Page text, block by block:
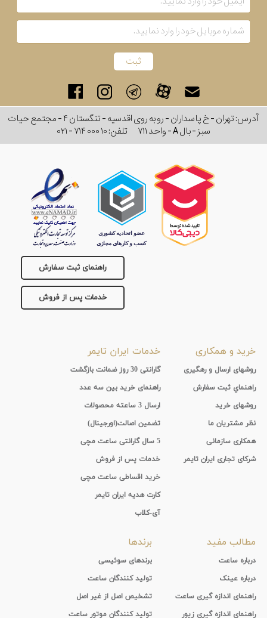
آدرس: تهران - خ پاسداران - رو به روی اقدسیه - تنگستان ۴ - مجتمع حیات
سبز - بال A - واحد ۷۱۱
تلفن:۰۲۱ - ۷۱۴ ۰۰۰ ۱۰
راهنمای ثبت سفارش
خدمات پس از فروش
خرید و همکاری
روشهای ارسال و رهگیری
راهنماي ثبت سفارش
روشهای خرید
نظر مشتریان ما
همکاری سازمانی
شرکای تجاری ایران تایمر
خدمات ایران تایمر
گارانتی 30 روز ضمانت بازگشت
راهنمای خرید بین سه عدد
ارسال 3 ساعته محصولات
تضمین اصالت(اورجینال)
5 سال گارانتی ساعت مچی
خدمات پس از فروش
خرید اقساطی ساعت مچی
کارت هدیه ایران تایمر
آی-کلاب
مطالب مفید
درباره ساعت
درباره عینک
راهنمای اندازه گیری ساعت
راهنمای اندازه گیری زیور
برندها
برندهای سوئیسی
تولید کنندگان ساعت
تشخیص اصل از غیر اصل
تولید کنندگان موتور ساعت